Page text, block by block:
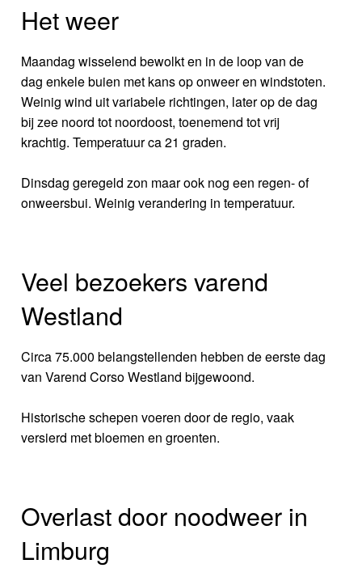
Het weer
Maandag wisselend bewolkt en in de loop van de
dag enkele buien met kans op onweer en windstoten.
Weinig wind uit variabele richtingen, later op de dag
bij zee noord tot noordoost, toenemend tot vrij
krachtig. Temperatuur ca 21 graden.
Dinsdag geregeld zon maar ook nog een regen- of
onweersbui. Weinig verandering in temperatuur.
Veel bezoekers varend
Westland
Circa 75.000 belangstellenden hebben de eerste dag
van Varend Corso Westland bijgewoond.
Historische schepen voeren door de regio, vaak
versierd met bloemen en groenten.
Overlast door noodweer in
Limburg